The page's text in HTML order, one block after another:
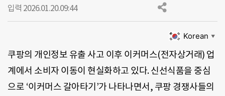
입력 2026.01.20.09:44
Korean ▼
쿠팡의 개인정보 유출 사고 이후 이커머스(전자상거래) 업
계에서 소비자 이동이 현실화하고 있다. 신선식품을 중심
으로 ‘이커머스 갈아타기’가 나타나면서, 쿠팡 경쟁사들의